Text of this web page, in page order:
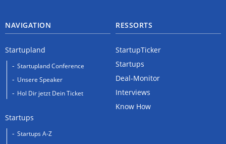
NAVIGATION
Startupland
Startupland Conference
Unsere Speaker
Hol Dir jetzt Dein Ticket
Startups
Startups A-Z
RESSORTS
StartupTicker
Startups
Deal-Monitor
Interviews
Know How